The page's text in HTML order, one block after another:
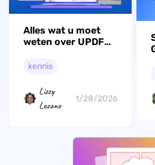
Alles wat u moet
weten over UPDF
kennis
Lizzy
Lozano
1/28/2026